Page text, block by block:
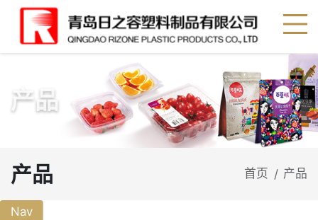
产品
产品 首页 / 产品
Nav